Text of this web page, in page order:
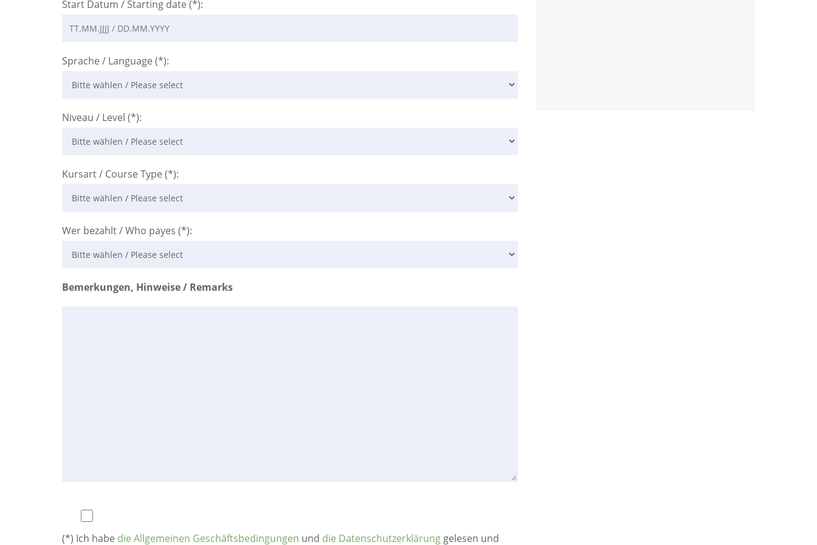
Start Datum / Starting date (*):
Sprache / Language (*):
Niveau / Level (*):
Kursart / Course Type (*):
Wer bezahlt / Who payes (*):
Bemerkungen, Hinweise / Remarks
(*) Ich habe die Allgemeinen Geschäftsbedingungen und die Datenschutzerklärung gelesen und